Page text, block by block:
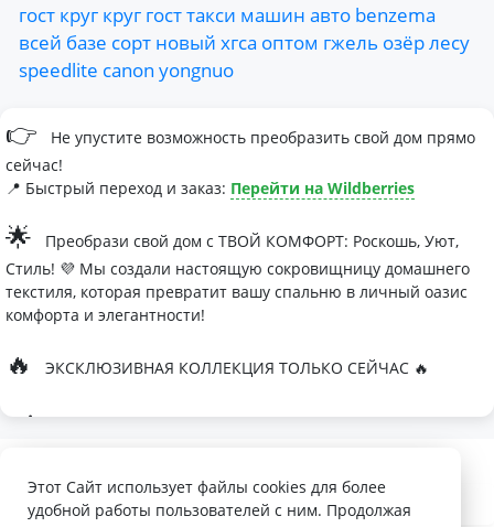
гост круг круг госттакси машин авто benzema
всей базе сорт новый хгса оптом гжель озёрлесу
speedlite canon yongnuo
👉
Не упустите возможность преобразить свой дом прямо
сейчас!
📍 Быстрый переход и заказ: Перейти на Wildberries
🌟
Преобрази свой дом с ТВОЙ КОМФОРТ: Роскошь, Уют,
Стиль! 💜 Мы создали настоящую сокровищницу домашнего
текстиля, которая превратит вашу спальню в личный оазис
комфорта и элегантности!
🔥 ЭКСКЛЮЗИВНАЯ КОЛЛЕКЦИЯ ТОЛЬКО СЕЙЧАС 🔥
🛏
Палитра изысканных оттенков:
- Темно-серый для минималистичных интерьеров
Этот Сайт использует файлы cookies для более
удобной работы пользователей с ним. Продолжая